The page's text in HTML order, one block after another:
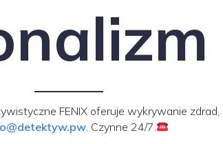
FENIX oferuje wykrywanie zdrad,
. Czynne 24/7.